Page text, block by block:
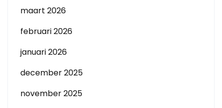
maart 2026
februari 2026
januari 2026
december 2025
november 2025